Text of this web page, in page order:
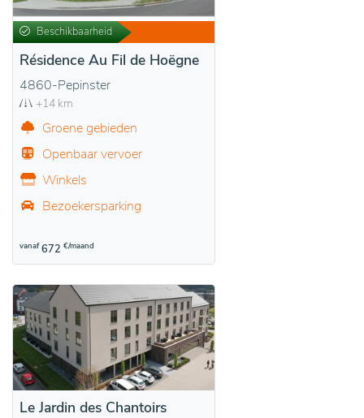
Beschikbaarheid
Résidence Au Fil de Hoëgne
4860-Pepinster
+14 km
Groene gebieden
Openbaar vervoer
Winkels
Bezoekersparking
vanaf 672 €/maand
Le Jardin des Chantoirs